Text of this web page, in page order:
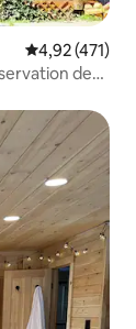
Évaluation
4,92 (471)
des